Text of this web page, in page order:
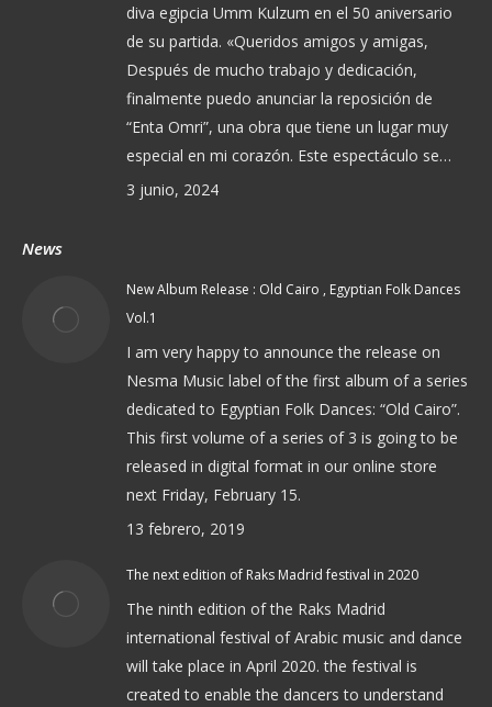
diva egipcia Umm Kulzum en el 50 aniversario
de su partida. «Queridos amigos y amigas,
Después de mucho trabajo y dedicación,
finalmente puedo anunciar la reposición de
“Enta Omri”, una obra que tiene un lugar muy
especial en mi corazón. Este espectáculo se…
3 junio, 2024
News
New Album Release : Old Cairo , Egyptian Folk Dances
Vol.1
I am very happy to announce the release on
Nesma Music label of the first album of a series
dedicated to Egyptian Folk Dances: “Old Cairo”.
This first volume of a series of 3 is going to be
released in digital format in our online store
next Friday, February 15.
13 febrero, 2019
The next edition of Raks Madrid festival in 2020
The ninth edition of the Raks Madrid
international festival of Arabic music and dance
will take place in April 2020. the festival is
created to enable the dancers to understand